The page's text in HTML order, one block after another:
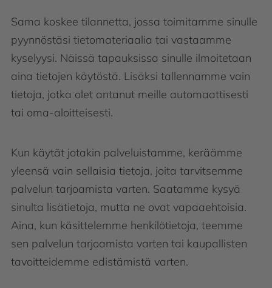
Sama koskee tilannetta, jossa toimitamme sinulle
pyynnöstäsi tietomateriaalia tai vastaamme
kyselyysi. Näissä tapauksissa sinulle ilmoitetaan
aina tietojen käytöstä. Lisäksi tallennamme vain
tietoja, jotka olet antanut meille automaattisesti
tai oma-aloitteisesti.
Kun käytät jotakin palveluistamme, keräämme
yleensä vain sellaisia tietoja, joita tarvitsemme
palvelun tarjoamista varten. Saatamme kysyä
sinulta lisätietoja, mutta ne ovat vapaaehtoisia.
Aina, kun käsittelemme henkilötietoja, teemme
sen palvelun tarjoamista varten tai kaupallisten
tavoitteidemme edistämistä varten.